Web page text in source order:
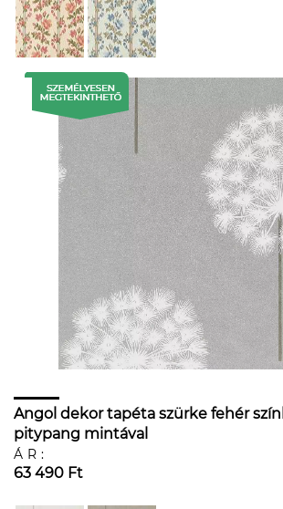
Angol dekor tapéta szürke fehér
pitypang mintával
ÁR:
63 490 Ft